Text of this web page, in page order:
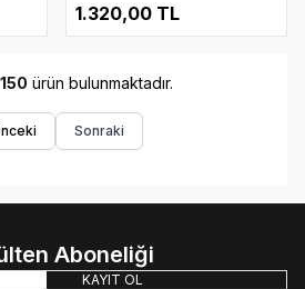
1.320,00 TL
150 ürün bulunmaktadır.
Sonraki
Aboneliği
KAYIT OL